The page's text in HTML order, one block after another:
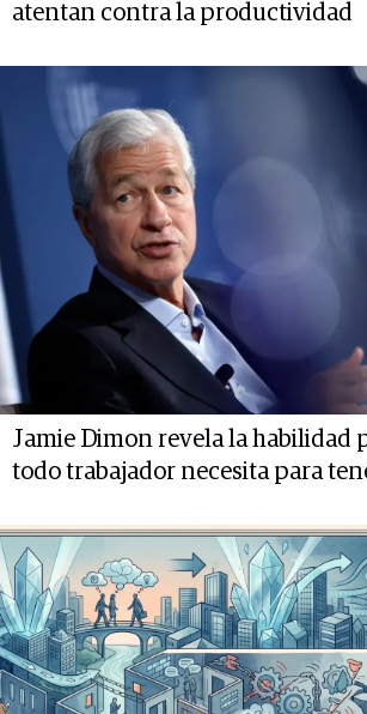
atentan contra la productividad
Jamie Dimon revela la habilidad
todo trabajador necesita para